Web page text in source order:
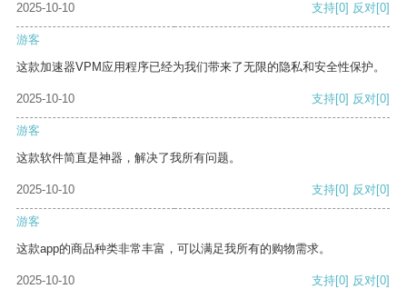
2025-10-10
支持[0] 反对[0]
游客
这款加速器VPM应用程序已经为我们带来了无限的隐私和安全性保护。
2025-10-10 支持[0] 反对[0]
游客
这款软件简直是神器，解决了我所有问题。
2025-10-10 支持[0] 反对[0]
游客
这款app的商品种类非常丰富，可以满足我所有的购物需求。
2025-10-10 支持[0] 反对[0]